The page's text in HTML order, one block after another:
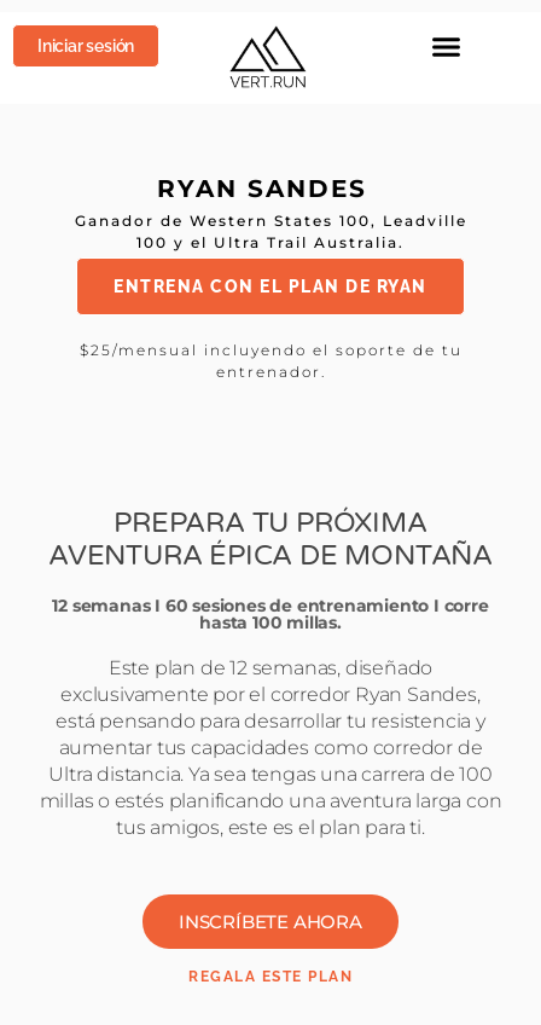
Iniciar sesión
RYAN SANDES
Ganador de Western States 100, Leadville
100 y el Ultra Trail Australia.
ENTRENA CON EL PLAN DE RYAN
$25/mensual incluyendo el soporte de tu
entrenador.
PREPARA TU PRÓXIMA
AVENTURA ÉPICA DE MONTAÑA
12 semanas I 60 sesiones de entrenamiento I corre
hasta 100 millas.
Este plan de 12 semanas, diseñado
exclusivamente por el corredor Ryan Sandes,
está pensando para desarrollar tu resistencia y
aumentar tus capacidades como corredor de
Ultra distancia. Ya sea tengas una carrera de 100
millas o estés planificando una aventura larga con
tus amigos, este es el plan para ti.
INSCRÍBETE AHORA
REGALA ESTE PLAN